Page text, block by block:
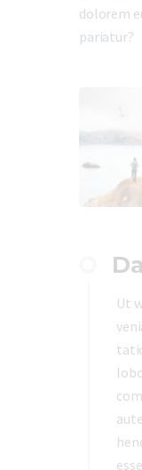
dolorem
pariatur?
Ut